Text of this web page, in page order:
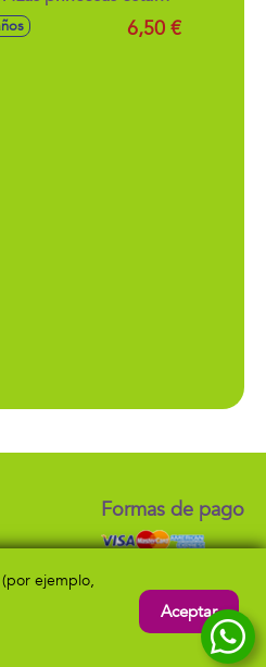
con purpurina. -
Modelos surtidos6,50 €
Formas de pago
ejemplo,
Aceptar